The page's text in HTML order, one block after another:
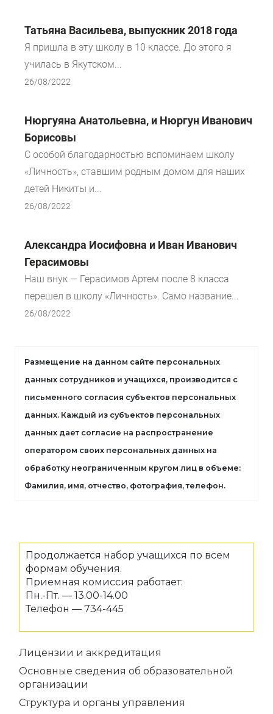
Татьяна Васильева, выпускник 2018 года
Я пришла в эту школу в 10 классе. До это­го я
училась в Якутском...
26/08/2022
Нюргуяна Анатольевна, и Нюргун Иванович
Борисовы
С особой благодарностью вспоминаем школу
«Личность», ставшим родным домом для наших
детей Никиты и...
26/08/2022
Александра Иосифовна и Иван Иванович
Герасимовы
Наш внук — Герасимов Артем после 8 класса
перешел в школу «Личность». Само название...
26/08/2022
Размещение на данном сайте персональных
данных сотрудников и учащихся, производится с
письменного согласия субъектов персональных
данных. Каждый из субъектов персональных
данных дает согласие на распространение
оператором своих персональных данных на
обработку неограниченным кругом лиц в объеме:
Фамилия, имя, отчество, фотография, телефон.
Продолжается набор учащихся по всем
формам обучения.
Приемная комиссия работает:
Пн.-Пт. — 13.00-14.00
Телефон — 734-445
Лицензии и аккредитация
Основные сведения об образовательной
организации
Структура и органы управления